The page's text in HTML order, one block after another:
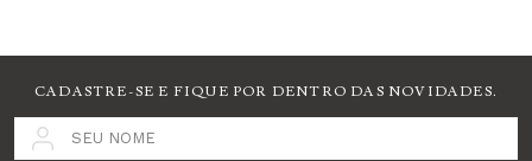
CADASTRE-SE E FIQUE POR DENTRO DAS NOVIDADES.
SEU NOME